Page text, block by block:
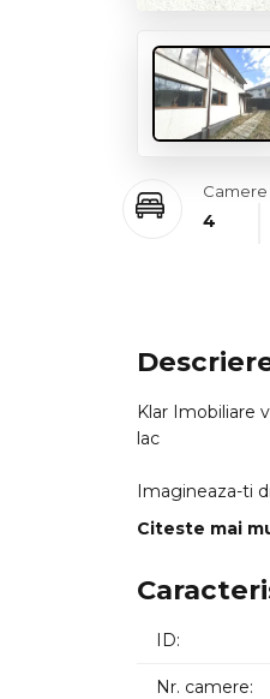
Camere
4
Klar Imobiliare
lac
Imagineaza-ti
suprafata totala
Citeste mai
ID:
Nr. camere: